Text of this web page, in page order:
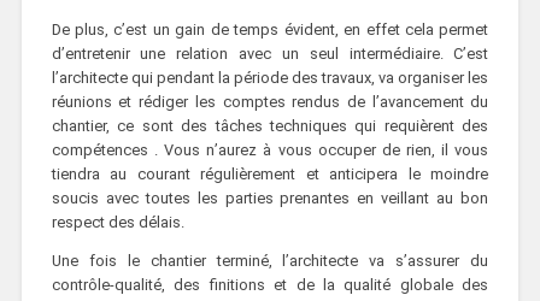
De plus, c’est un gain de temps évident, en effet cela permet
d’entretenir une relation avec un seul intermédiaire. C’est
l’architecte qui pendant la période des travaux, va organiser les
réunions et rédiger les comptes rendus de l’avancement du
chantier, ce sont des tâches techniques qui requièrent des
compétences . Vous n’aurez à vous occuper de rien, il vous
tiendra au courant régulièrement et anticipera le moindre
soucis avec toutes les parties prenantes en veillant au bon
respect des délais.
Une fois le chantier terminé, l’architecte va s’assurer du
contrôle-qualité, des finitions et de la qualité globale des